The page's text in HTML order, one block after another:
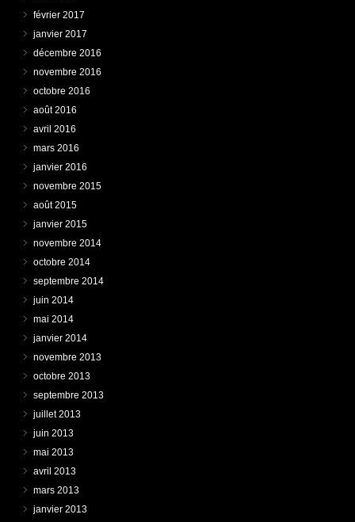
février 2017
janvier 2017
décembre 2016
novembre 2016
octobre 2016
août 2016
avril 2016
mars 2016
janvier 2016
novembre 2015
août 2015
janvier 2015
novembre 2014
octobre 2014
septembre 2014
juin 2014
mai 2014
janvier 2014
novembre 2013
octobre 2013
septembre 2013
juillet 2013
juin 2013
mai 2013
avril 2013
mars 2013
janvier 2013